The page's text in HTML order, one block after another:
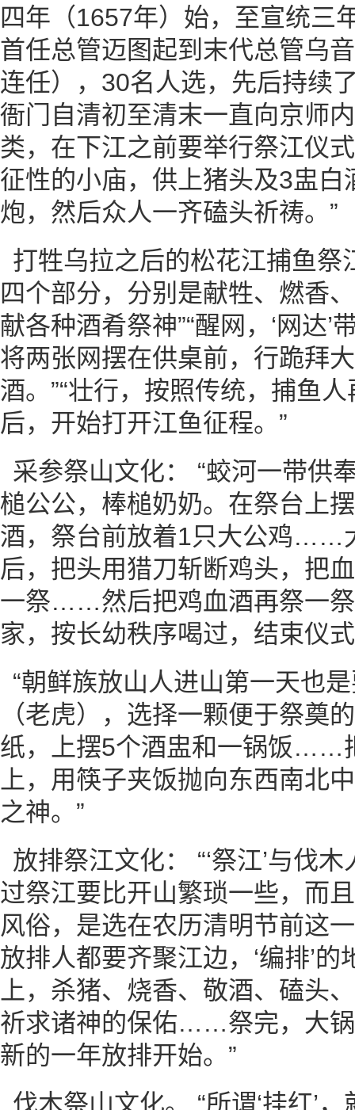
四年（1657年）始，至宣统三
首任总管迈图起到末代总管乌
连任），30名人选，先后持续
衙门自清初至清末一直向京师
类，在下江之前要举行祭江仪
征性的小庙，供上猪头及3盅白
炮，然后众人一齐磕头祈祷。”
打牲乌拉之后的松花江捕鱼祭
四个部分，分别是献牲、燃香
献各种酒肴祭神”“醒网，‘网达
将两张网摆在供桌前，行跪拜
酒。”“壮行，按照传统，捕鱼
后，开始打开江鱼征程。”
采参祭山文化： “蛟河一带供
槌公公，棒槌奶奶。在祭台上
酒，祭台前放着1只大公鸡……
后，把头用猎刀斩断鸡头，把
一祭……然后把鸡血酒再祭一
家，按长幼秩序喝过，结束仪
“朝鲜族放山人进山第一天也
（老虎），选择一颗便于祭奠
纸，上摆5个酒盅和一锅饭……
上，用筷子夹饭抛向东西南北
之神。”
放排祭江文化： “‘祭江’与伐
过祭江要比开山繁琐一些，而
风俗，是选在农历清明节前这
放排人都要齐聚江边，‘编排’
上，杀猪、烧香、敬酒、磕头
祈求诸神的保佑……祭完，大
新的一年放排开始。”
伐木祭山文化。 “所谓‘挂红’